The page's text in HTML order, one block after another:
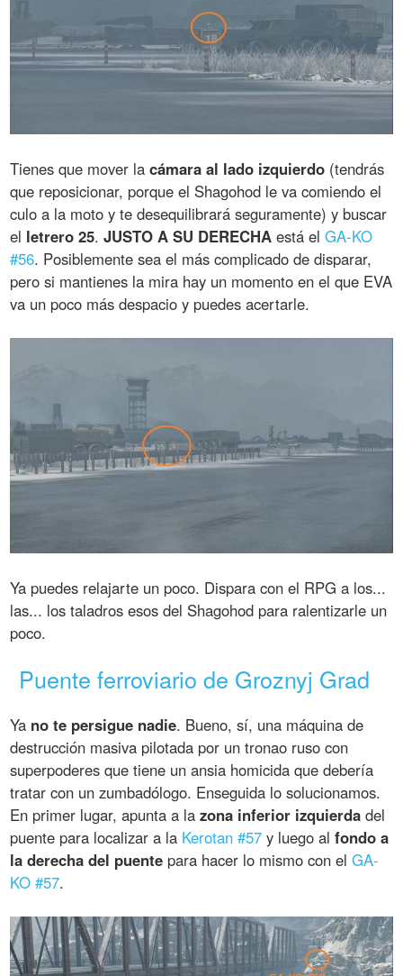
Tienes que mover lacámara al lado izquierdo (tendrás
que reposicionar, porque el Shagohod le va comiendo el
culo a la moto y te desequilibrará seguramente) y buscar
el letrero 25.JUSTO A SU DERECHA está elGA-KO
#56. Posiblemente sea el más complicado de disparar,
pero si mantienes la mira hay un momento en el que EVA
va un poco más despacio y puedes acertarle.
Ya puedes relajarte un poco. Dispara con el RPG a los...
las... los taladros esos del Shagohod para ralentizarle un
poco.
Puente ferroviario de Groznyj Grad
Ya no te persigue nadie. Bueno, sí, una máquina de
destrucción masiva pilotada por un tronao ruso con
superpoderes que tiene un ansia homicida que debería
tratar con un zumbadólogo. Enseguida lo solucionamos.
En primer lugar, apunta a lazona inferior izquierda del
puente para localizar a la Kerotan #57 y luego alfondo a
la derecha del puente para hacer lo mismo con elGA-
KO #57.